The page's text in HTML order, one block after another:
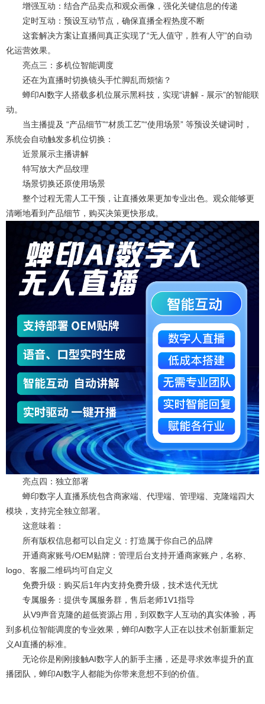
增强互动：结合产品卖点和观众画像，强化关键信息的传递
定时互动：预设互动节点，确保直播全程热度不断
这套解决方案让直播间真正实现了“无人值守，胜有人守”的自动
化运营效果。
亮点三：多机位智能调度
还在为直播时切换镜头手忙脚乱而烦恼？
蝉印AI数字人搭载多机位展示黑科技，实现“讲解 - 展示”的智能联
动。
当主播提及 “产品细节”“材质工艺”“使用场景” 等预设关键词时，
系统会自动触发多机位切换：
近景展示主播讲解
特写放大产品纹理
场景切换还原使用场景
整个过程无需人工干预，让直播效果更加专业出色。观众能够更
清晰地看到产品细节，购买决策更快形成。
亮点四：独立部署
蝉印数字人直播系统包含商家端、代理端、管理端、克隆端四大
模块，支持完全独立部署。
这意味着：
所有版权信息都可以自定义：打造属于你自己的品牌
开通商家账号/OEM贴牌：管理后台支持开通商家账户，名称、
logo、客服二维码均可自定义
免费升级：购买后1年内支持免费升级，技术迭代无忧
专属服务：提供专属服务群，售后老师1V1指导
从V9声音克隆的超低资源占用，到双数字人互动的真实体验，再
到多机位智能调度的专业效果，蝉印AI数字人正在以技术创新重新定
义AI直播的标准。
无论你是刚刚接触AI数字人的新手主播，还是寻求效率提升的直
播团队，蝉印AI数字人都能为你带来意想不到的价值。